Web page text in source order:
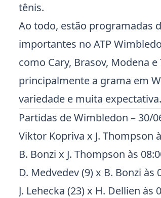
tênis.
Ao todo, estão programadas
importantes no ATP
como Cary, Brasov, Modena e
principalmente a grama em
variedade e muita expectativa.
Partidas deWimbledon – 30/
Viktor Kopriva x J. Thompson
B. Bonzi x J. Thompson às
D. Medvedev(9) x B. Bonzi às
J. Lehecka (23) x H. Dellien às